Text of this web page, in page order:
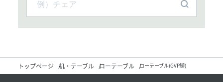
トップページ 机・テーブル ローテーブル ローテーブル(GVP脚)